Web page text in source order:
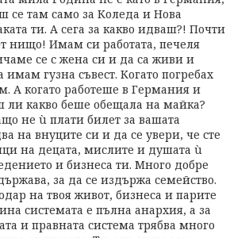
се там само за Коледа и Нова
ти. А сега за какво идваш?! Почти
нищо! Имам си работата, печеля
се с жена си и да са живи и
гузна съвест. Когато погребах
А когато работеше в Германия и
какво беше обещала на майка?
не ù плати билет за вашата
на внуците си и да се увери, че сте
на децата, мислите и душата ù
и бизнеса ти. Много добре
за да се издържа семейство.
на твоя живот, бизнеса и парите
системата е пълна анархия, а за
и правната система трябва много